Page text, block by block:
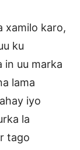
xamilo karo,
ku
in uu marka
lama
iyo
la
tago